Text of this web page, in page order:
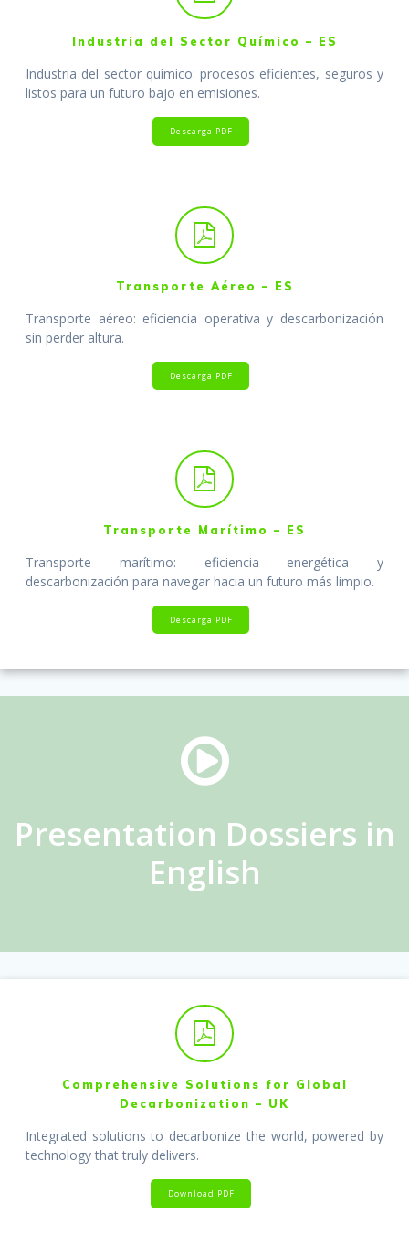
Industria del Sector Químico – ES
Industria del sector químico: procesos eficientes, seguros y
listos para un futuro bajo en emisiones.
Descarga PDF
Transporte Aéreo – ES
Transporte aéreo: eficiencia operativa y descarbonización
sin perder altura.
Descarga PDF
Transporte Marítimo – ES
Transporte marítimo: eficiencia energética y
descarbonización para navegar hacia un futuro más limpio.
Descarga PDF
Presentation Dossiers in
English
Comprehensive Solutions for Global
Decarbonization – UK
Integrated solutions to decarbonize the world, powered by
technology that truly delivers.
Download PDF